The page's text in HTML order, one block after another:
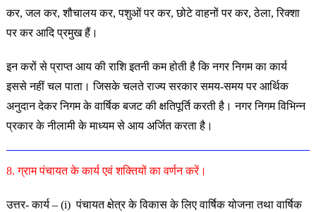
कर, जल कर, शौचालय कर, पशुओं पर कर, छोटे वाहनों पर कर, ठेला, रिक्शा
पर कर आदि प्रमुख हैं।
इन करों से प्राप्त आय की राशि इतनी कम होती है कि नगर निगम का कार्य
इससे नहीं चल पाता। जिसके चलते राज्य सरकार समय-समय पर आर्थिक
अनुदान देकर निगम के वार्षिक बजट की क्षतिपूर्ति करती है। नगर निगम विभिन्न
प्रकार के नीलामी के माध्यम से आय अर्जित करता है।
8. ग्राम पंचायत के कार्य एवं शक्तियों का वर्णन करें।
उत्तर- कार्य – (i) पंचायत क्षेत्र के विकास के लिए वार्षिक योजना तथा वार्षिक